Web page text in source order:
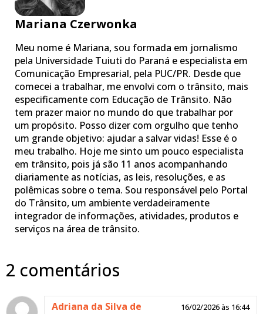
Mariana Czerwonka
Meu nome é Mariana, sou formada em jornalismo
pela Universidade Tuiuti do Paraná e especialista em
Comunicação Empresarial, pela PUC/PR. Desde que
comecei a trabalhar, me envolvi com o trânsito, mais
especificamente com Educação de Trânsito. Não
tem prazer maior no mundo do que trabalhar por
um propósito. Posso dizer com orgulho que tenho
um grande objetivo: ajudar a salvar vidas! Esse é o
meu trabalho. Hoje me sinto um pouco especialista
em trânsito, pois já são 11 anos acompanhando
diariamente as notícias, as leis, resoluções, e as
polêmicas sobre o tema. Sou responsável pelo Portal
do Trânsito, um ambiente verdadeiramente
integrador de informações, atividades, produtos e
serviços na área de trânsito.
2 comentários
Adriana da Silva de
16/02/2026 às 16:44